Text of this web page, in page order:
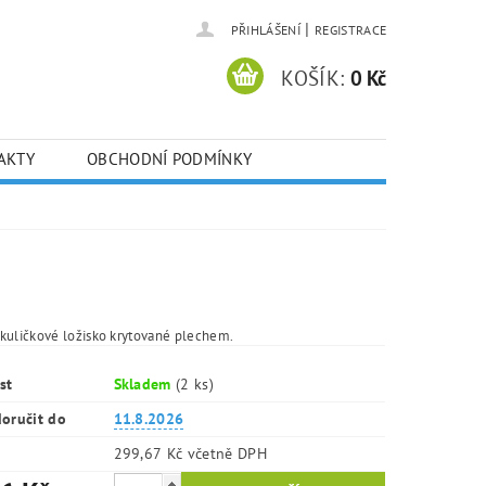
PŘIHLÁŠENÍ | REGISTRACE
KOŠÍK: 0 Kč
OBCHODNÍ PODMÍNKY
ložisko krytované plechem.
Skladem(2 ks)
do
11.8.2026
299,67 Kč včetně DPH